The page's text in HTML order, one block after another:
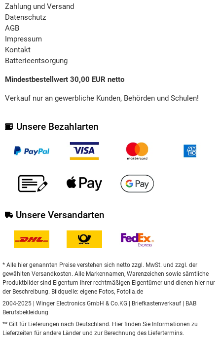
Zahlung und Versand
Datenschutz
AGB
Impressum
Kontakt
Batterieentsorgung
Mindestbestellwert 30,00 EUR netto
Verkauf nur an gewerbliche Kunden, Behörden und Schulen!
Unsere Bezahlarten
Unsere Versandarten
* Alle hier genannten Preise verstehen sich netto zzgl. MwSt. und zzgl. der
gewählten Versandkosten. Alle Markennamen, Warenzeichen sowie sämtliche
Produktbilder sind Eigentum Ihrer rechtmäßigen Eigentümer und dienen hier nur
der Beschreibung. Bildquelle: eigene Fotos, Fotolia.de
2004-2025 | Winger Electronics GmbH & Co.KG |
Briefkastenverkauf|
BAB
Berufsbekleidung
** Gilt für Lieferungen nach Deutschland. Hier finden Sie Informationen zu
Lieferzeiten für andere Länder und zur Berechnung des Liefertermins.